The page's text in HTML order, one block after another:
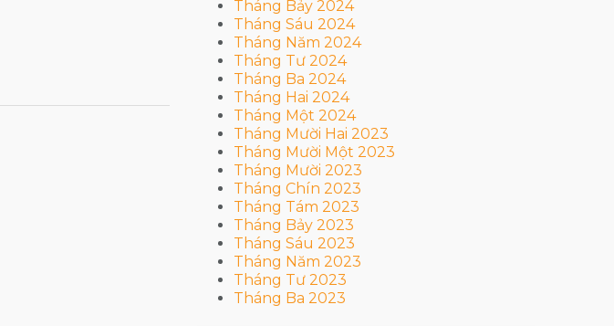
Tháng Bảy 2024
Tháng Sáu 2024
Tháng Năm 2024
Tháng Tư 2024
Tháng Ba 2024
Tháng Hai 2024
Tháng Một 2024
Tháng Mười Hai 2023
Tháng Mười Một 2023
Tháng Mười 2023
Tháng Chín 2023
Tháng Tám 2023
Tháng Bảy 2023
Tháng Sáu 2023
Tháng Năm 2023
Tháng Tư 2023
Tháng Ba 2023